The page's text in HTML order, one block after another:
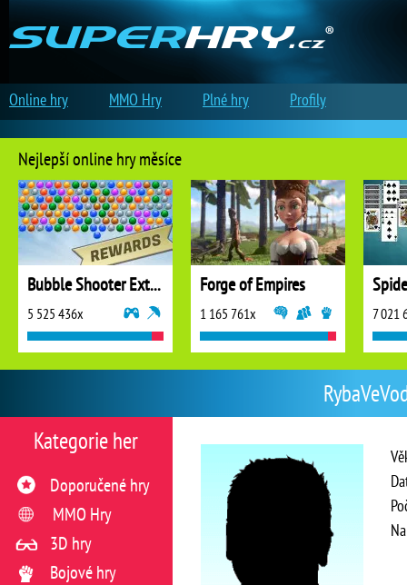
Kategorie her
Doporučené hry
MMO Hry
3D hry
Bojové hry
Nejlepší online hry měsíce
Bubble Shooter Extreme
5 525 436x
Forge of Empires
1 165 761x 7 021
Online hry MMO Hry Plné hry Profily